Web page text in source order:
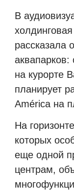
В
рассказала
аквапарков:
на курорте
планирует
América на
На
которых
еще одной
центрам,